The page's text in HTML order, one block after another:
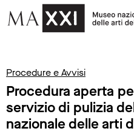
Procedure e Avvisi
Procedura aperta
servizio di pulizia
nazionale delle arti